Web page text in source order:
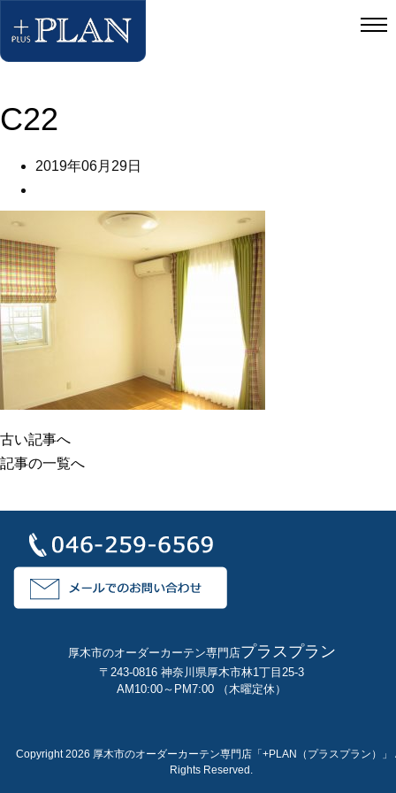
C22
2019年06月29日
古い記事へ
記事の一覧へ
厚木市のオーダーカーテン専門店プラスプラン
〒243-0816 神奈川県厚木市林1丁目25-3
AM10:00～PM7:00 （木曜定休）
Copyright 2026 厚木市のオーダーカーテン専門店「+PLAN（プラスプラン）」
Rights Reserved.